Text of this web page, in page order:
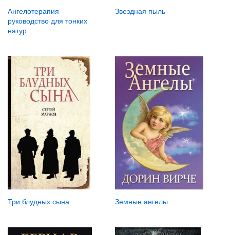
Ангелотерапия –
руководство для тонких
натур
Звездная пыль
Три блудных сына Земные ангелы